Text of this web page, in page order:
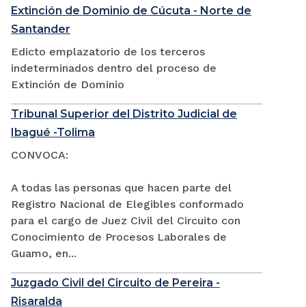
Extinción de Dominio de Cúcuta - Norte de
Santander
Edicto emplazatorio de los terceros
indeterminados dentro del proceso de
Extinción de Dominio
Tribunal Superior del Distrito Judicial de
Ibagué -Tolima
CONVOCA:
A todas las personas que hacen parte del
Registro Nacional de Elegibles conformado
para el cargo de Juez Civil del Circuito con
Conocimiento de Procesos Laborales de
Guamo, en...
Juzgado Civil del Circuito de Pereira -
Risaralda